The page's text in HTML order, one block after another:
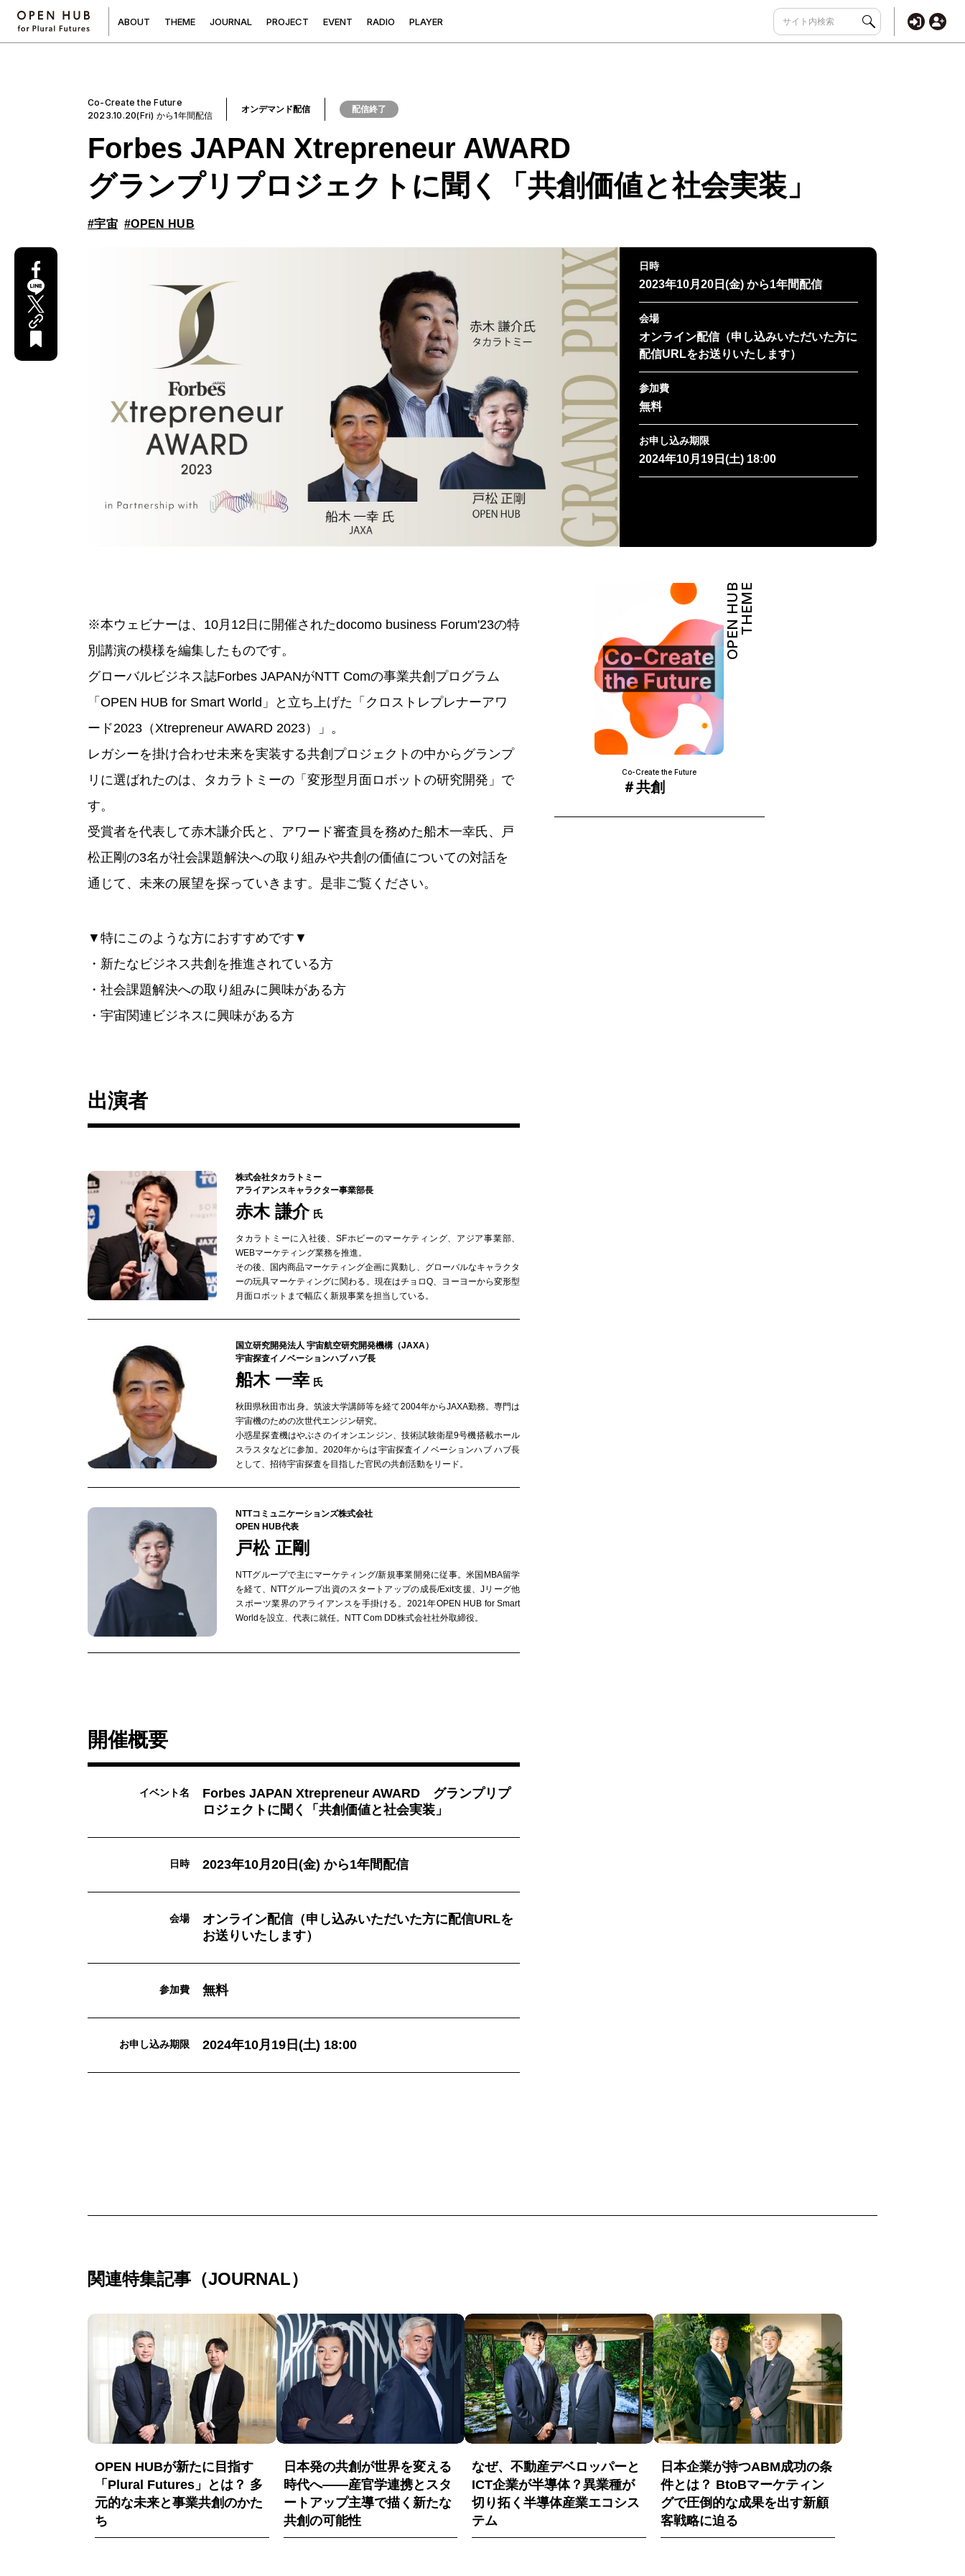
ABOUT THEME JOURNAL PROJECT EVENT RADIO PLAYER
Co-Create the Future
2023.10.20(Fri) から1年間配信
オンデマンド配信 配信終了
Forbes JAPAN Xtrepreneur AWARD
グランプリプロジェクトに聞く「共創価値と社会実装」
#宇宙 #OPEN HUB
日時
2023年10月20日(金) から1年間配信
会場
オンライン配信（申し込みいただいた方に
配信URLをお送りいたします）
参加費
無料
お申し込み期限
2024年10月19日(土) 18:00
※本ウェビナーは、10月12日に開催されたdocomo business Forum'23の特
別講演の模様を編集したものです。
グローバルビジネス誌Forbes JAPANがNTT Comの事業共創プログラム
「OPEN HUB for Smart World」と立ち上げた「クロストレプレナーアワ
ード2023（Xtrepreneur AWARD 2023）」。
レガシーを掛け合わせ未来を実装する共創プロジェクトの中からグランプ
リに選ばれたのは、タカラトミーの「変形型月面ロボットの研究開発」で
す。
受賞者を代表して赤木謙介氏と、アワード審査員を務めた船木一幸氏、戸
松正剛の3名が社会課題解決への取り組みや共創の価値についての対話を
通じて、未来の展望を探っていきます。是非ご覧ください。
▼特にこのような方におすすめです▼
・新たなビジネス共創を推進されている方
・社会課題解決への取り組みに興味がある方
・宇宙関連ビジネスに興味がある方
出演者
株式会社タカラトミー
アライアンスキャラクター事業部長
赤木 謙介 氏
タカラトミーに入社後、SFホビーのマーケティング、アジア事業部、
WEBマーケティング業務を推進。
その後、国内商品マーケティング企画に異動し、グローバルなキャラクタ
ーの玩具マーケティングに関わる。現在はチョロQ、ヨーヨーから変形型
月面ロボットまで幅広く新規事業を担当している。
国立研究開発法人 宇宙航空研究開発機構（JAXA）
宇宙探査イノベーションハブ ハブ長
船木 一幸 氏
秋田県秋田市出身。筑波大学講師等を経て2004年からJAXA勤務。専門は
宇宙機のための次世代エンジン研究。
小惑星探査機はやぶさのイオンエンジン、技術試験衛星9号機搭載ホール
スラスタなどに参加。2020年からは宇宙探査イノベーションハブ ハブ長
として、招待宇宙探査を目指した官民の共創活動をリード。
NTTコミュニケーションズ株式会社
OPEN HUB代表
戸松 正剛
NTTグループで主にマーケティング/新規事業開発に従事。米国MBA留学
を経て、NTTグループ出資のスタートアップの成長/Exit支援、Jリーグ他
スポーツ業界のアライアンスを手掛ける。2021年OPEN HUB for Smart
Worldを設立、代表に就任。NTT Com DD株式会社社外取締役。
開催概要
イベント名
Forbes JAPAN Xtrepreneur AWARD グランプリプ
ロジェクトに聞く「共創価値と社会実装」
日時 2023年10月20日(金) から1年間配信
会場
オンライン配信（申し込みいただいた方に配信URLを
お送りいたします）
参加費 無料
お申し込み期限 2024年10月19日(土) 18:00
OPEN HUBTHEME
Co-Create the Future
＃共創
関連特集記事（JOURNAL）
OPEN HUBが新たに目指す
「Plural Futures」とは？ 多
元的な未来と事業共創のかた
ち
日本発の共創が世界を変える
時代へ——産官学連携とスタ
ートアップ主導で描く新たな
共創の可能性
なぜ、不動産デベロッパーと
ICT企業が半導体？異業種が
切り拓く半導体産業エコシス
テム
日本企業が持つABM成功の条
件とは？ BtoBマーケティン
グで圧倒的な成果を出す新顧
客戦略に迫る